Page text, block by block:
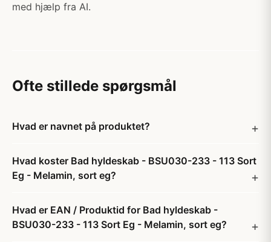
med hjælp fra AI.
Ofte stillede spørgsmål
Hvad er navnet på produktet?
Hvad koster Bad hyldeskab - BSU030-233 - 113 Sort
Eg - Melamin, sort eg?
Hvad er EAN / Produktid for Bad hyldeskab -
BSU030-233 - 113 Sort Eg - Melamin, sort eg?